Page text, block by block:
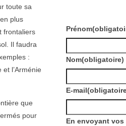
toute sa
plus
frontaliers
Il faudra
:
l’Arménie
que
pour
Prénom
Nom(obligatoire)
E-mail
En envoyant